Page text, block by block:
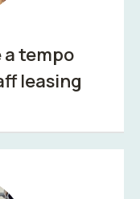
tempo
leasing